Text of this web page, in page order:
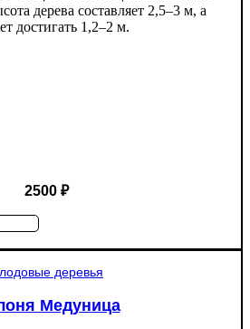
дерева составляет 2,5–3 м, а
достигать 1,2–2 м.
2500 ₽
деревья
Медуница